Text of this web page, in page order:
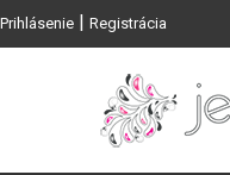
Prihlásenie | Registrácia